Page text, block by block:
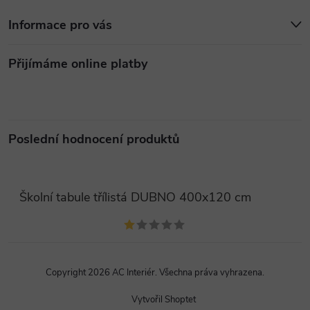
Informace pro vás
Přijímáme online platby
Poslední hodnocení produktů
Školní tabule třílistá DUBNO 400x120 cm
Vytvořil Shoptet
Copyright 2026 AC Interiér. Všechna práva vyhrazena.